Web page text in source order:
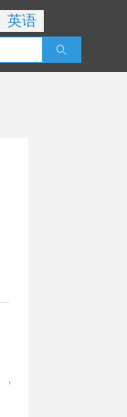
英语
ꄠ